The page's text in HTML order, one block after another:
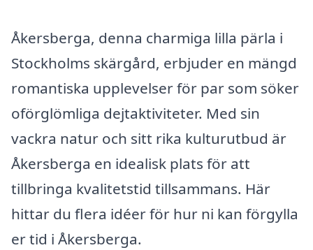
Åkersberga, denna charmiga lilla pärla i
Stockholms skärgård, erbjuder en mängd
romantiska upplevelser för par som söker
oförglömliga dejtaktiviteter. Med sin
vackra natur och sitt rika kulturutbud är
Åkersberga en idealisk plats för att
tillbringa kvalitetstid tillsammans. Här
hittar du flera idéer för hur ni kan förgylla
er tid i Åkersberga.